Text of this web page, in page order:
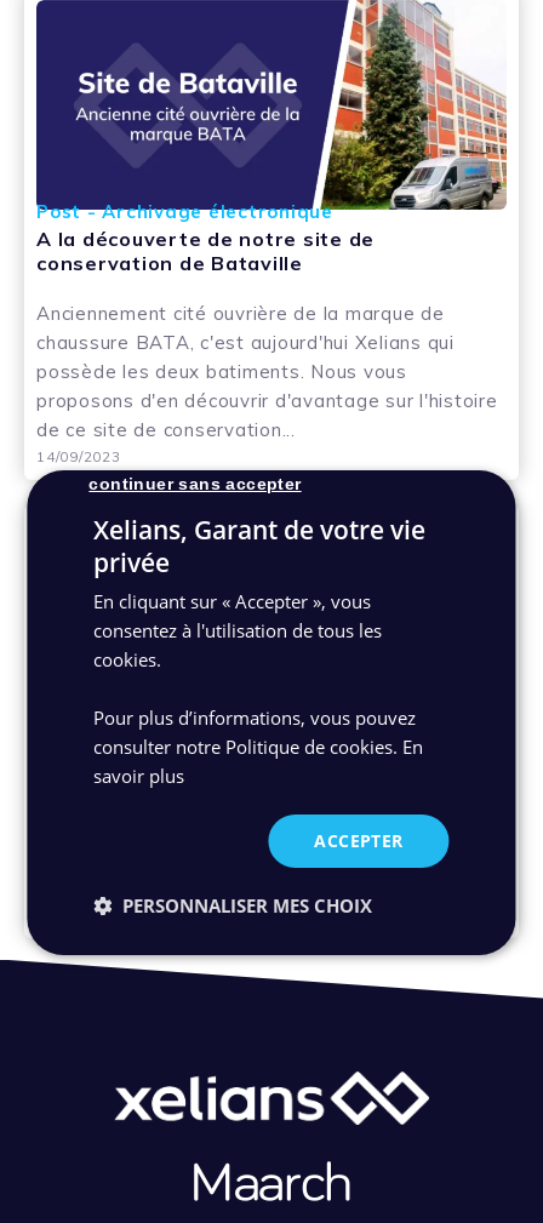
Post - Archivage électronique
A la découverte de notre site de
conservation de Bataville
Anciennement cité ouvrière de la marque de
chaussure BATA, c'est aujourd'hui Xelians qui
possède les deux batiments. Nous vous
proposons d'en découvrir d'avantage sur l'histoire
de ce site de conservation...
14/09/2023
Post - Archivage physique
Pourquoi externaliser la gestion de vos
archives en entreprise ?
L’externalisation des archives permet de déléguer
à un tiers de confiance la conservation et la
16/06/2021
Xelians, Garant de votre vie
privée
En cliquant sur « Accepter », vous
consentez à l'utilisation de tous les
cookies.
Pour plus d’informations, vous pouvez
consulter notre Politique de cookies. En
savoir plus
ACCEPTER
continuer sans accepter
PERSONNALISER MES CHOIX